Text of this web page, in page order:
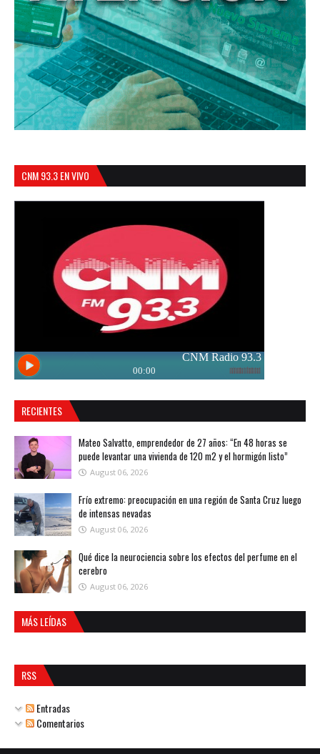
CNM 93.3 EN VIVO
RECIENTES
Mateo Salvatto, emprendedor de 27 años: “En 48 horas se
puede levantar una vivienda de 120 m2 y el hormigón listo”
August 06, 2026
Frío extremo: preocupación en una región de Santa Cruz luego
de intensas nevadas
August 06, 2026
Qué dice la neurociencia sobre los efectos del perfume en el
cerebro
August 06, 2026
MÁS LEÍDAS
RSS
Entradas
Comentarios